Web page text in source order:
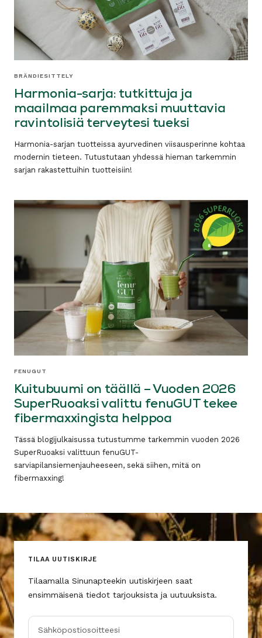
BRÄNDIESITTELY
Harmonia-sarja: tutkittuja ja
maailmaa paremmaksi muuttavia
ravintolisiä terveytesi tueksi
Harmonia-sarjan tuotteissa ayurvedinen viisausperinne kohtaa
modernin tieteen. Tutustutaan yhdessä hieman tarkemmin
sarjan rakastettuihin tuotteisiin!
FENUGUT
Kuitubuumi on täällä – Vuoden 2026
SuperRuoaksi valittu fenuGUT tekee
fibermaxxingista helppoa
Tässä blogijulkaisussa tutustumme tarkemmin vuoden 2026
SuperRuoaksi valittuun fenuGUT-
sarviapilansiemenjauheeseen, sekä siihen, mitä on
fibermaxxing!
TILAA UUTISKIRJE
Tilaamalla Sinunapteekin uutiskirjeen saat
ensimmäisenä tiedot tarjouksista ja uutuuksista.
Sähköpostiosoitteesi